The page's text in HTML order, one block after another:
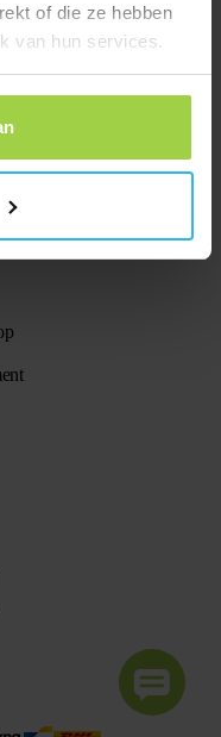
of die ze hebben
van hun services.
voor informatie- en